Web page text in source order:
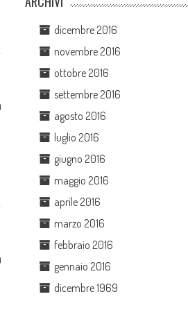
dicembre 2016
novembre 2016
ottobre 2016
settembre 2016
agosto 2016
luglio 2016
giugno 2016
maggio 2016
aprile 2016
marzo 2016
febbraio 2016
gennaio 2016
dicembre 1969